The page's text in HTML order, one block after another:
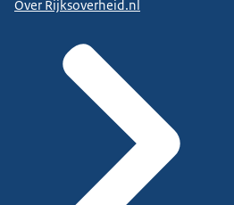
Over Rijksoverheid.nl